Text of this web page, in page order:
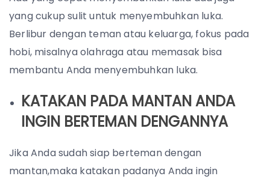
yang cukup sulit untuk menyembuhkan luka.
Berlibur dengan teman atau keluarga, fokus pada
hobi, misalnya olahraga atau memasak bisa
membantu Anda menyembuhkan luka.
KATAKAN PADA MANTAN ANDA
INGIN BERTEMAN DENGANNYA
Jika Anda sudah siap berteman dengan
mantan,maka katakan padanya Anda ingin